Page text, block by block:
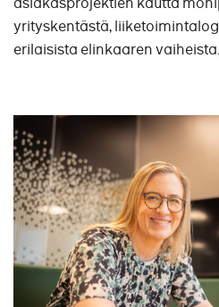
yrityskentästä,
erilaisista elinkaaren vaiheista.